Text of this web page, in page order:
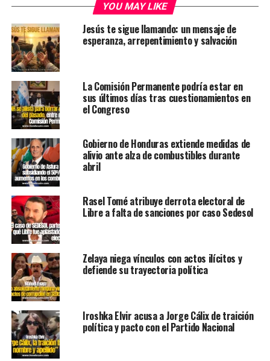
YOU MAY LIKE
Jesús te sigue llamando: un mensaje de
esperanza, arrepentimiento y salvación
La Comisión Permanente podría estar en
sus últimos días tras cuestionamientos en
el Congreso
Gobierno de Honduras extiende medidas de
alivio ante alza de combustibles durante
abril
Rasel Tomé atribuye derrota electoral de
Libre a falta de sanciones por caso Sedesol
Zelaya niega vínculos con actos ilícitos y
defiende su trayectoria política
Iroshka Elvir acusa a Jorge Cálix de traición
política y pacto con el Partido Nacional